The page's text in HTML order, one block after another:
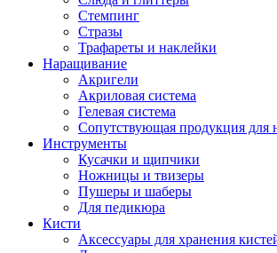
Стемпинг
Стразы
Трафареты и наклейки
Наращивание
Акригели
Акриловая система
Гелевая система
Сопутствующая продукция для
Инструменты
Кусачки и щипчики
Ножницы и твизеры
Пушеры и шаберы
Для педикюра
Кисти
Аксессуары для хранения